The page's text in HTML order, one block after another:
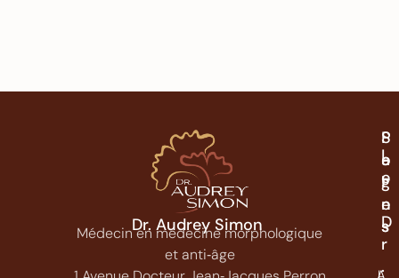
Dr. Audrey Simon
Médecin en médecine morphologique
et anti‑âge
P
a
g
e
s
S
o
i
n
s
L
e
D
r
.